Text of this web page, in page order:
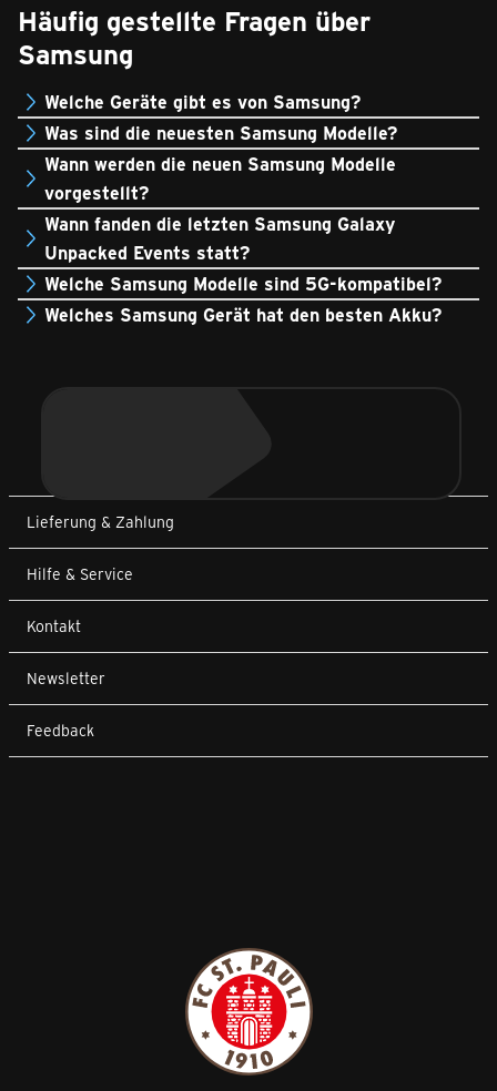
Häufig gestellte Fragen über
Samsung
Welche Geräte gibt es von Samsung?
Was sind die neuesten Samsung Modelle?
Wann werden die neuen Samsung Modelle
vorgestellt?
Wann fanden die letzten Samsung Galaxy
Unpacked Events statt?
Welche Samsung Modelle sind 5G-kompatibel?
Welches Samsung Gerät hat den besten Akku?
Lieferung & Zahlung
Hilfe & Service
Kontakt
Newsletter
Feedback